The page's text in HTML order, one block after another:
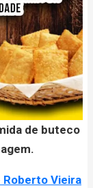
de buteco
Vieira